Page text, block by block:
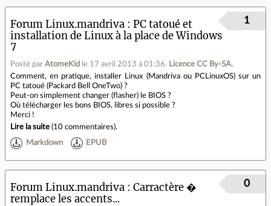
Forum Linux.mandriva
PC tatoué et
installation de Linux à la place de Windows
7
Posté par AtomeKid le 17 avril 2013 à 01:36. Licence CC By‑SA.
1
Comment, en pratique, installer Linux (Mandriva ou PCLinuxOS) sur un
PC tatoué (Packard Bell OneTwo) ?
Peut-on simplement changer (flasher) le BIOS ?
Où télécharger les bons BIOS, libres si possible ?
Merci !
Lire la suite (10 commentaires).
Markdown EPUB
Forum Linux.mandriva
Carractère �
remplace les accents...
0